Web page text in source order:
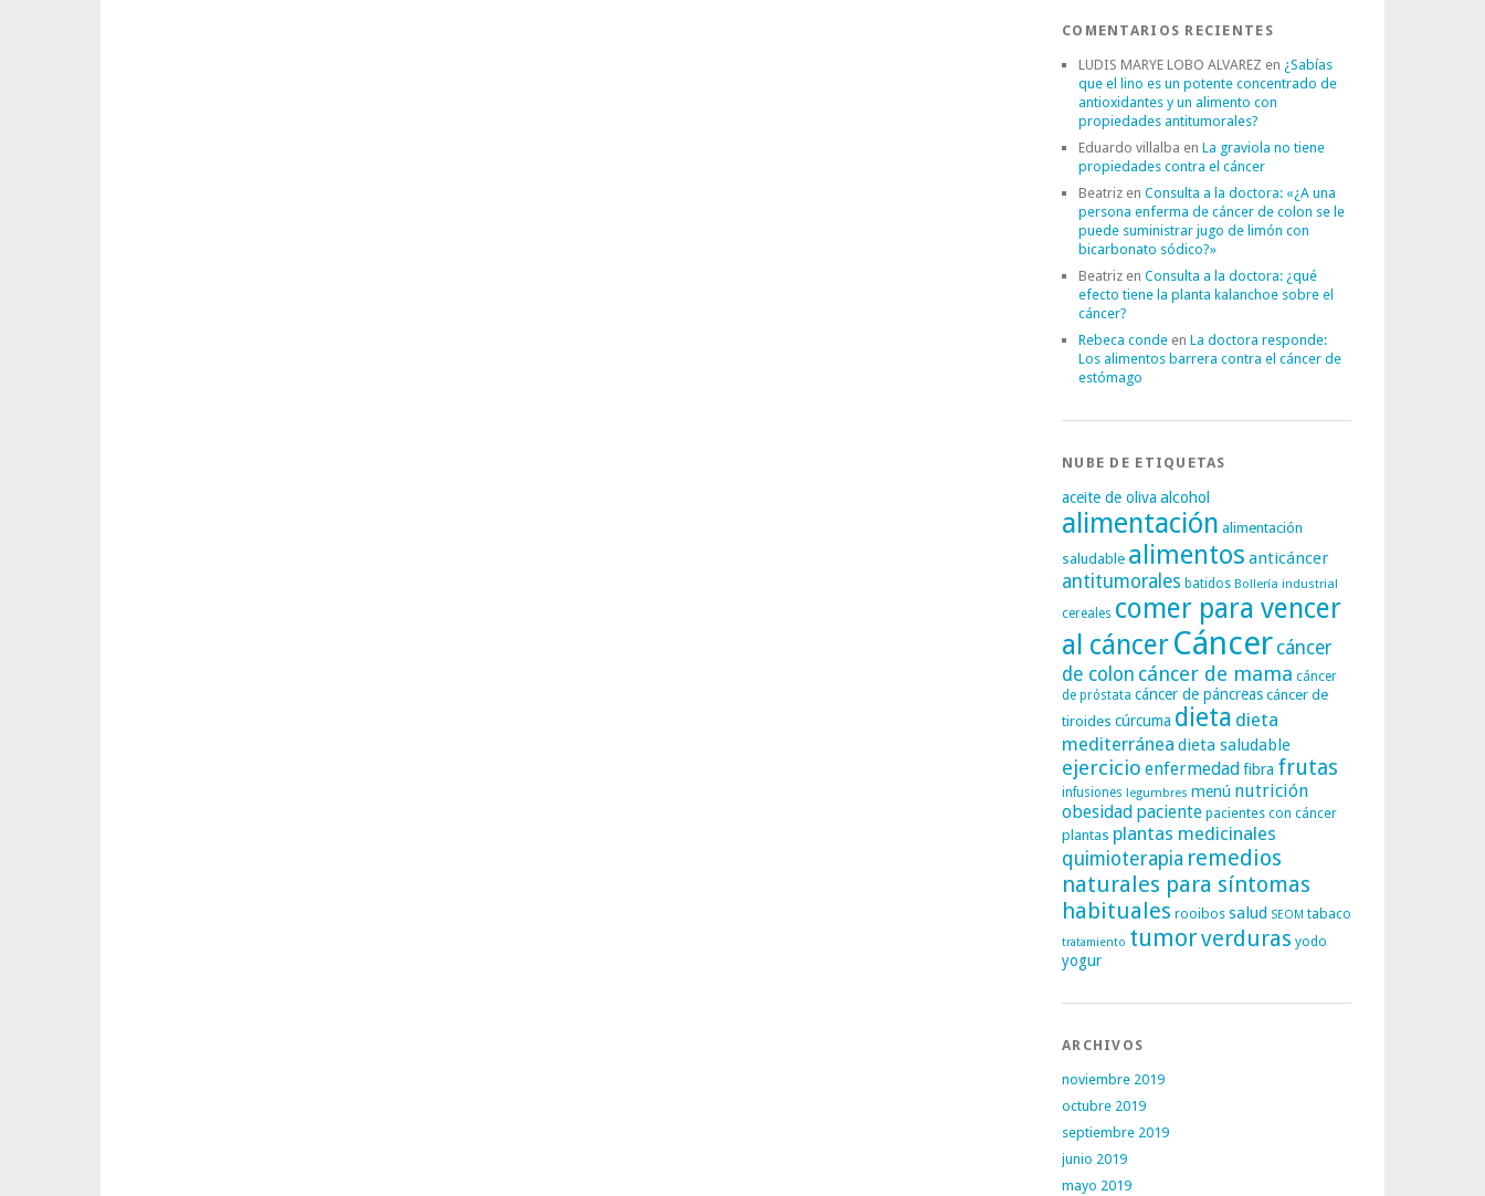
COMENTARIOS RECIENTES
LUDIS MARYE LOBO ALVAREZ en ¿Sabías
que el lino es un potente concentrado de
antioxidantes y un alimento con
propiedades antitumorales?
Eduardo villalba en La graviola no tiene
propiedades contra el cáncer
Beatriz en Consulta a la doctora: «¿A una
persona enferma de cáncer de colon se le
puede suministrar jugo de limón con
bicarbonato sódico?»
Beatriz en Consulta a la doctora: ¿qué
efecto tiene la planta kalanchoe sobre el
cáncer?
Rebeca conde en La doctora responde:
Los alimentos barrera contra el cáncer de
estómago
NUBE DE ETIQUETAS
aceite de oliva alcohol
alimentación alimentación
saludable alimentos anticáncer
antitumorales batidos Bollería industrial
cereales comer para vencer
al cáncerCáncer cáncer
de colon cáncer de mama cáncer
de próstata cáncer de páncreascáncer de
tiroides cúrcuma dieta dieta
mediterránea dieta saludable
ejercicio enfermedadfibra frutas
infusiones legumbres menú nutrición
obesidad paciente pacientes con cáncer
plantas plantas medicinales
quimioterapia remedios
naturales para síntomas
habituales rooibos salud SEOM tabaco
tratamiento tumorverduras yodo
yogur
ARCHIVOS
noviembre 2019
octubre 2019
septiembre 2019
junio 2019
mayo 2019